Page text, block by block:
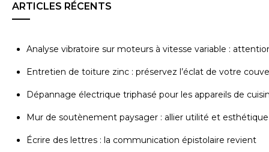
ARTICLES RÉCENTS
Analyse vibratoire sur moteurs à vitesse variable :
Entretien de toiture zinc : préservez l’éclat de votre
Dépannage électrique triphasé pour les appareils de
Mur de soutènement paysager : allier utilité et esthétique
Écrire des lettres : la communication épistolaire revient